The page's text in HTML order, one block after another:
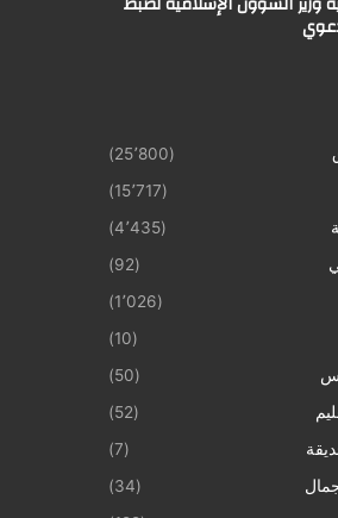
(25٬800)
(15٬717)
(4٬435)
(92)
(1٬026)
(10)
(50)
(52)
(7)
(34)